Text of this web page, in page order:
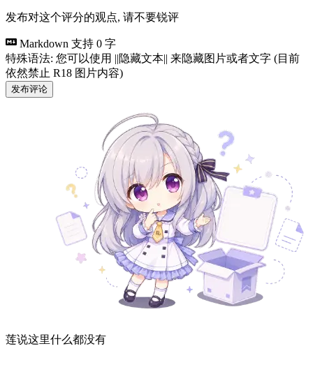
发布对这个评分的观点, 请不要锐评
Markdown 支持 0 字
特殊语法: 您可以使用 ||隐藏文本|| 来隐藏图片或者文字 (目前
依然禁止 R18 图片内容)
发布评论
莲说这里什么都没有